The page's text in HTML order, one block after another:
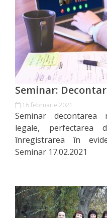
Direcția
finanțe
de
ordin
social
Direcția
datorii
şi
financiare
Direcţia
Seminar:
16 februarie 2021
Seminar decontarea
legale, perfectarea
înregistrarea în
Seminar 17.02.2021